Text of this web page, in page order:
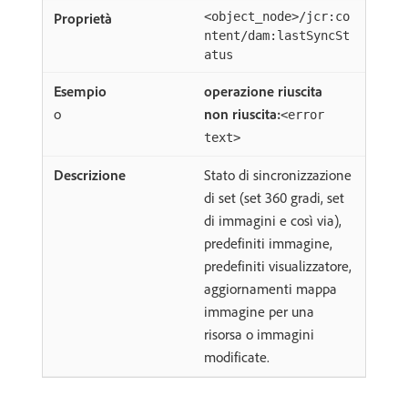
<object_node>/jcr:co
ntent/dam:lastSyncSt
atus
operazione riuscita
o
non riuscita:<error
text>
Stato di sincronizzazione
di set (set 360 gradi, set
di immagini e così via),
predefiniti immagine,
predefiniti visualizzatore,
aggiornamenti mappa
immagine per una
risorsa o immagini
modificate.